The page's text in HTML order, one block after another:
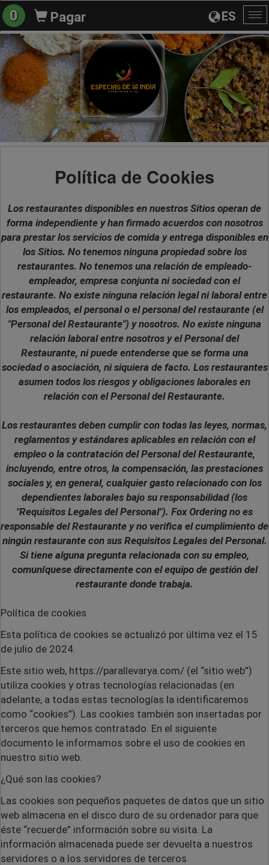
ES
0 Pagar
Política de Cookies
Los restaurantes disponibles en nuestros Sitios operan de
forma independiente y han firmado acuerdos con nosotros
para prestar los servicios de comida y entrega disponibles en
los Sitios. No tenemos ninguna propiedad sobre los
restaurantes. No tenemos una relación de empleado-
empleador, empresa conjunta ni sociedad con el
restaurante. No existe ninguna relación legal ni laboral entre
los empleados, el personal o el personal del restaurante (el
"Personal del Restaurante") y nosotros. No existe ninguna
relación laboral entre nosotros y el Personal del
Restaurante, ni puede entenderse que se forma una
sociedad o asociación, ni siquiera de facto. Los restaurantes
asumen todos los riesgos y obligaciones laborales en
relación con el Personal del Restaurante.
Los restaurantes deben cumplir con todas las leyes, normas,
reglamentos y estándares aplicables en relación con el
empleo o la contratación del Personal del Restaurante,
incluyendo, entre otros, la compensación, las prestaciones
sociales y, en general, cualquier gasto relacionado con los
dependientes laborales bajo su responsabilidad (los
"Requisitos Legales del Personal"). Fox Ordering no es
responsable del Restaurante y no verifica el cumplimiento de
ningún restaurante con sus Requisitos Legales del Personal.
Si tiene alguna pregunta relacionada con su empleo,
comuníquese directamente con el equipo de gestión del
restaurante donde trabaja.
Política de cookies
Esta política de cookies se actualizó por última vez el 15
de julio de 2024.
Este sitio web, https://parallevarya.com/ (el “sitio web”)
utiliza cookies y otras tecnologías relacionadas (en
adelante, a todas estas tecnologías la identificaremos
como “cookies”). Las cookies también son insertadas por
terceros que hemos contratado. En el siguiente
documento le informamos sobre el uso de cookies en
nuestro sitio web.
¿Qué son las cookies?
Las cookies son pequeños paquetes de datos que un sitio
web almacena en el disco duro de su ordenador para que
éste “recuerde” información sobre su visita. La
información almacenada puede ser devuelta a nuestros
servidores o a los servidores de terceros